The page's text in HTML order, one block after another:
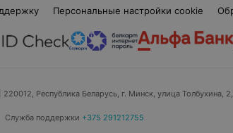
Персональные настройки cookie
| 220012, Республика Беларусь, г. Минск, улица Толбухина,
Служба поддержки +375 291212755